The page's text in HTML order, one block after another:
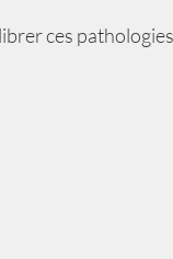
ces pathologies